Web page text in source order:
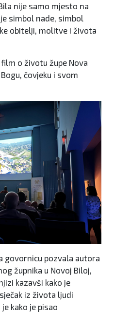
nije samo mjesto na
simbol nade, simbol
obitelji, molitve i života
o životu župe Nova
čovjeku i svom
govornicu pozvala autora
župnika u Novoj Biloj,
kazavši kako je
iz života ljudi
kako je pisao